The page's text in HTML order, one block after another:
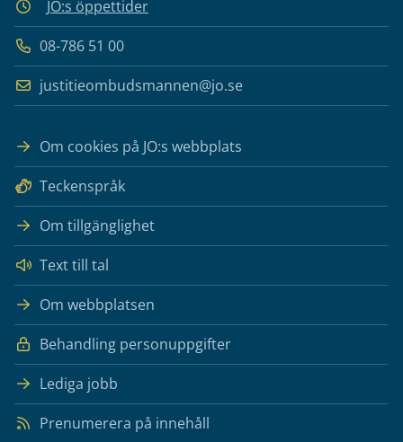
JO:s öppettider
08-786 51 00
justitieombudsmannen@jo.se
Om cookies på JO:s webbplats
Teckenspråk
Om tillgänglighet
Text till tal
Om webbplatsen
Behandling personuppgifter
Lediga jobb
Prenumerera på innehåll